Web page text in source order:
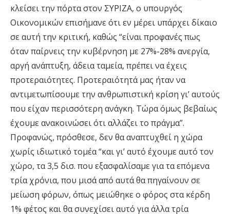
κλείσει την πόρτα στον ΣΥΡΙΖΑ, ο υπουργός
Οικονομικών επισήμανε ότι εν μέρει υπάρχει δίκαιο
σε αυτή την κριτική, καθώς “είναι προφανές πως
όταν παίρνεις την κυβέρνηση με 27%-28% ανεργία,
αργή ανάπτυξη, άδεια ταμεία, πρέπει να έχεις
προτεραιότητες. Προτεραιότητά μας ήταν να
αντιμετωπίσουμε την ανθρωπιστική κρίση γι’ αυτούς
που είχαν περισσότερη ανάγκη. Τώρα όμως βεβαίως
έχουμε ανακοινώσει ότι αλλάζει το πράγμα”.
Προφανώς, πρόσθεσε, δεν θα αναπτυχθεί η χώρα
χωρίς ιδιωτικό τομέα “και γι’ αυτό έχουμε αυτό τον
χώρο, τα 3,5 δισ. που εξασφαλίσαμε για τα επόμενα
τρία χρόνια, που μισά από αυτά θα πηγαίνουν σε
μείωση φόρων, όπως μειώθηκε ο φόρος στα κέρδη
1% φέτος και θα συνεχίσει αυτό για άλλα τρία